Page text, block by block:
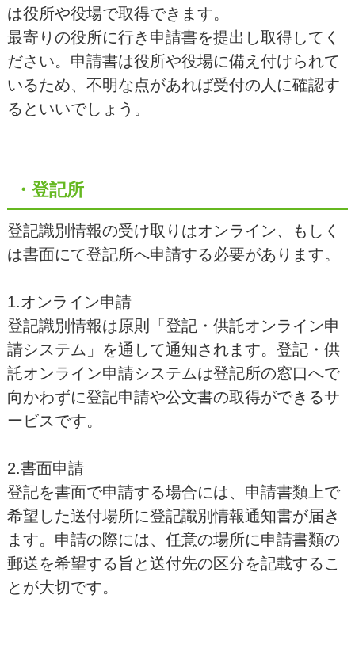
は役所や役場で取得できます。
最寄りの役所に行き申請書を提出し取得してく
ださい。申請書は役所や役場に備え付けられて
いるため、不明な点があれば受付の人に確認す
るといいでしょう。
・登記所
登記識別情報の受け取りはオンライン、もしく
は書面にて登記所へ申請する必要があります。
1.オンライン申請
登記識別情報は原則「登記・供託オンライン申
請システム」を通して通知されます。登記・供
託オンライン申請システムは登記所の窓口へで
向かわずに登記申請や公文書の取得ができるサ
ービスです。
2.書面申請
登記を書面で申請する場合には、申請書類上で
希望した送付場所に登記識別情報通知書が届き
ます。申請の際には、任意の場所に申請書類の
郵送を希望する旨と送付先の区分を記載するこ
とが大切です。